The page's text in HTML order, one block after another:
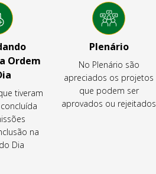
Ordem
tiveram
na
Dia
Plenário
No Plenário são
apreciados os projetos
que podem ser
aprovados ou rejeitados